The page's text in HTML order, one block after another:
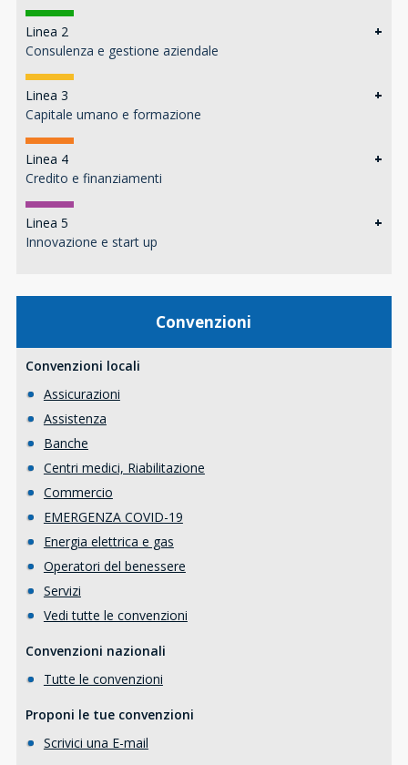
Linea 2
+
Consulenza e gestione aziendale
Linea 3
+
Capitale umano e formazione
Linea 4
+
Credito e finanziamenti
Linea 5
+
Innovazione e start up
Convenzioni
Convenzioni locali
Assicurazioni
Assistenza
Banche
Centri medici, Riabilitazione
Commercio
EMERGENZA COVID-19
Energia elettrica e gas
Operatori del benessere
Servizi
Vedi tutte le convenzioni
Convenzioni nazionali
Tutte le convenzioni
Proponi le tue convenzioni
Scrivici una E-mail